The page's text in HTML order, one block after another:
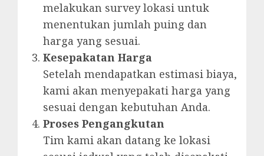
melakukan survey lokasi untuk
menentukan jumlah puing dan
harga yang sesuai.
Kesepakatan Harga
Setelah mendapatkan estimasi biaya,
kami akan menyepakati harga yang
sesuai dengan kebutuhan Anda.
Proses Pengangkutan
Tim kami akan datang ke lokasi